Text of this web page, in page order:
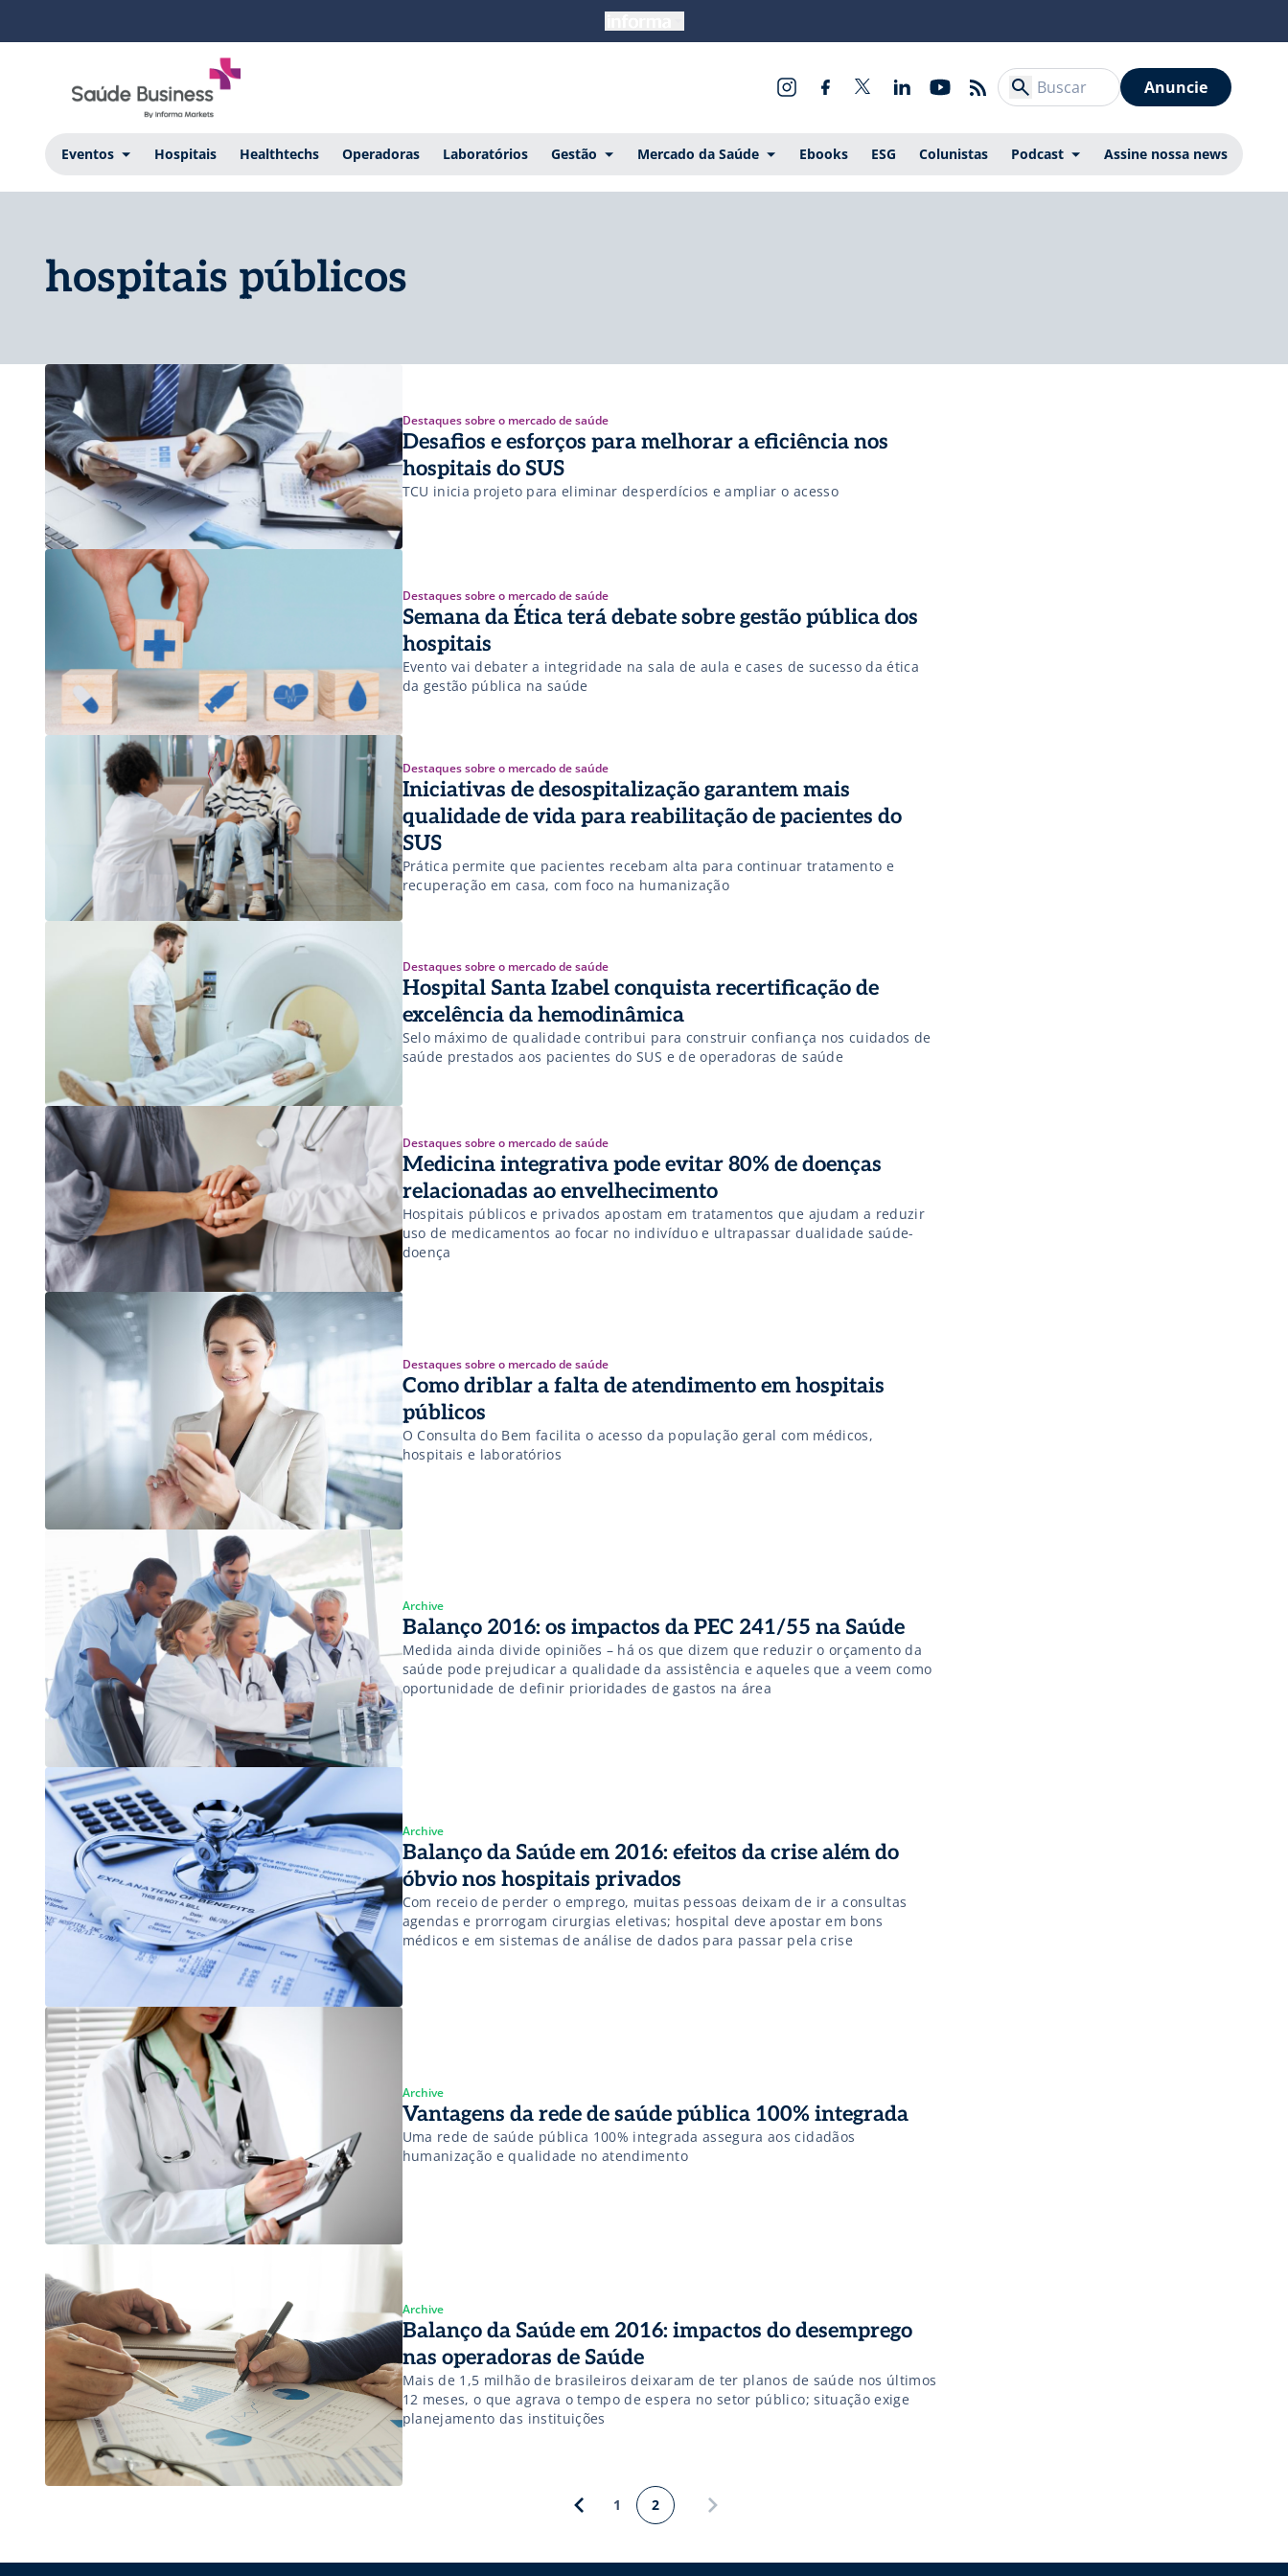
Anuncie
Eventos Hospitais Healthtechs Operadoras Laboratórios Gestão Mercado da Saúde Ebooks ESG Colunistas Podcast Assine nossa news
hospitais públicos
Destaques sobre o mercado de saúde
Desafios e esforços para melhorar a eficiência nos
hospitais do SUS
TCU inicia projeto para eliminar desperdícios e ampliar o acesso
Destaques sobre o mercado de saúde
Semana da Ética terá debate sobre gestão pública dos
hospitais
Evento vai debater a integridade na sala de aula e cases de sucesso da ética
da gestão pública na saúde
Destaques sobre o mercado de saúde
Iniciativas de desospitalização garantem mais
qualidade de vida para reabilitação de pacientes do
SUS
Prática permite que pacientes recebam alta para continuar tratamento e
recuperação em casa, com foco na humanização
Destaques sobre o mercado de saúde
Hospital Santa Izabel conquista recertificação de
excelência da hemodinâmica
Selo máximo de qualidade contribui para construir confiança nos cuidados de
saúde prestados aos pacientes do SUS e de operadoras de saúde
Destaques sobre o mercado de saúde
Medicina integrativa pode evitar 80% de doenças
relacionadas ao envelhecimento
Hospitais públicos e privados apostam em tratamentos que ajudam a reduzir
uso de medicamentos ao focar no indivíduo e ultrapassar dualidade saúde-
doença
Destaques sobre o mercado de saúde
Como driblar a falta de atendimento em hospitais
públicos
O Consulta do Bem facilita o acesso da população geral com médicos,
hospitais e laboratórios
Archive
Balanço 2016: os impactos da PEC 241/55 na Saúde
Medida ainda divide opiniões – há os que dizem que reduzir o orçamento da
saúde pode prejudicar a qualidade da assistência e aqueles que a veem como
oportunidade de definir prioridades de gastos na área
Archive
Balanço da Saúde em 2016: efeitos da crise além do
óbvio nos hospitais privados
Com receio de perder o emprego, muitas pessoas deixam de ir a consultas
agendas e prorrogam cirurgias eletivas; hospital deve apostar em bons
médicos e em sistemas de análise de dados para passar pela crise
Archive
Vantagens da rede de saúde pública 100% integrada
Uma rede de saúde pública 100% integrada assegura aos cidadãos
humanização e qualidade no atendimento
Archive
Balanço da Saúde em 2016: impactos do desemprego
nas operadoras de Saúde
Mais de 1,5 milhão de brasileiros deixaram de ter planos de saúde nos últimos
12 meses, o que agrava o tempo de espera no setor público; situação exige
planejamento das instituições
1 2